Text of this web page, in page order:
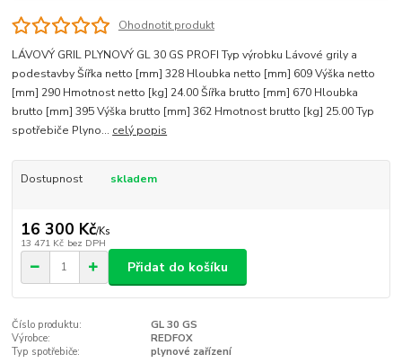
Ohodnotit produkt
LÁVOVÝ GRIL PLYNOVÝ GL 30 GS PROFI Typ výrobku Lávové grily a
podestavby Šířka netto [mm] 328 Hloubka netto [mm] 609 Výška netto
[mm] 290 Hmotnost netto [kg] 24.00 Šířka brutto [mm] 670 Hloubka
brutto [mm] 395 Výška brutto [mm] 362 Hmotnost brutto [kg] 25.00 Typ
spotřebiče Plyno... celý popis
Dostupnost skladem
16 300 Kč/Ks
13 471 Kč bez DPH
Přidat do košíku
Číslo produktu:
GL 30 GS
Výrobce:
REDFOX
Typ spotřebiče:
plynové zařízení